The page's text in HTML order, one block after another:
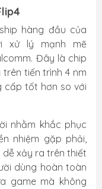
hàng đầu của
xử lý mạnh mẽ
Đây là chip
tiến trình 4 nm
cấp tốt hơn so với
nhằm khắc phục
nhiệm gặp phải,
dễ xảy ra trên thiết
dùng hoàn toàn
game mà không